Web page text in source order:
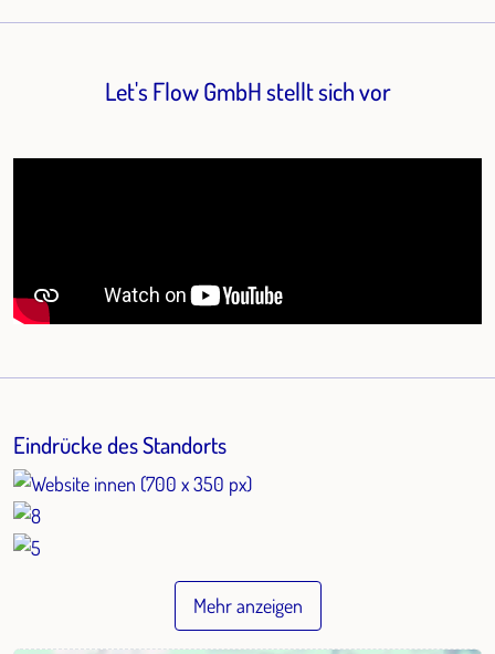
Let's Flow GmbH stellt sich vor
Eindrücke des Standorts
Mehr anzeigen